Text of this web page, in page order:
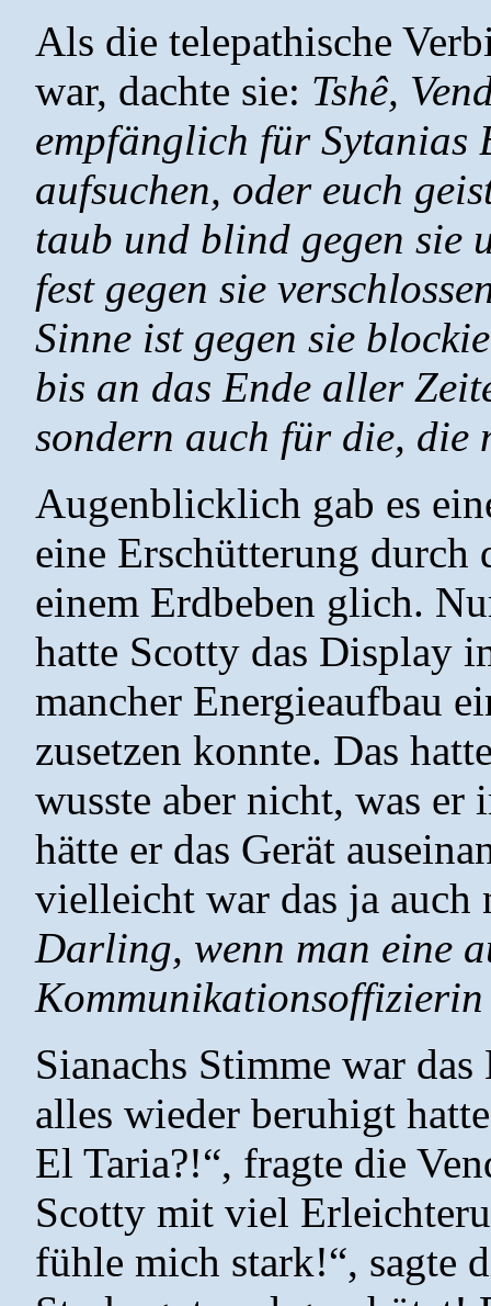
Als die telepathische
war, dachte sie: Tshê,
empfänglich für Sytanias
aufsuchen, oder euch
taub und blind gegen sie
fest gegen sie
Sinne ist gegen sie
bis an das Ende aller
sondern auch für die, die
Augenblicklich gab es
eine Erschütterung durch
einem Erdbeben glich.
hatte Scotty das Display
mancher Energieaufbau
zusetzen konnte. Das
wusste aber nicht, was
hätte er das Gerät
vielleicht war das ja
Darling, wenn man eine
Sianachs Stimme war
alles wieder beruhigt
El Taria?!“, fragte die
Scotty mit viel
fühle mich stark!“, sagte